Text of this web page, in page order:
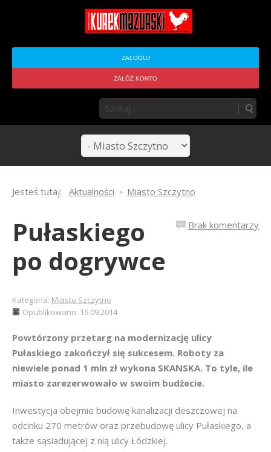
ZALOGUJ
ZAŁÓŻ KONTO
Jesteś tutaj: Aktualności Miasto Szczytno
Brak komentarzy
Pułaskiego
po dogrywce
Kategoria: Miasto Szczytno
Opublikowano: 16.09.2014
Powtórzony przetarg na modernizację ulicy
Pułaskiego zakończył się sukcesem. Roboty za
niewiele ponad 1 mln zł wykona SKANSKA. To tyle, ile
miasto zarezerwowało w swoim budżecie.
Inwestycja obejmie budowę kanalizacji deszczowej na
odcinku 270 metrów oraz przebudowę ulicy Pułaskiego, a
także sąsiadującej z nią ulicy Łódzkiej.